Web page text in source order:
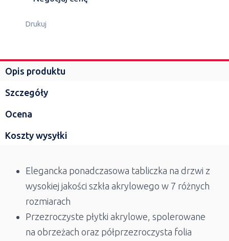
Drukuj
Opis produktu
Szczegóły
Ocena
Koszty wysyłki
Elegancka ponadczasowa tabliczka na drzwi z
wysokiej jakości szkła akrylowego w 7 różnych
rozmiarach
Przezroczyste płytki akrylowe, spolerowane
na obrzeżach oraz półprzezroczysta folia